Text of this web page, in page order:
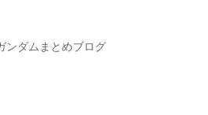
ンダムまとめブログ